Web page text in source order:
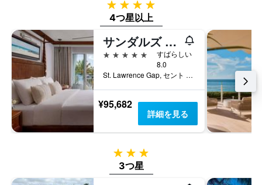
4つ星
4つ星以上
サンダルズ バルバドス オールインクルーシブ カップルズオンリー
5つ星
すばらしい
8.0
St. Lawrence Gap, セント ローレンス ギャップ, バルバドス
¥95,682
詳細を見る
3つ星
3つ星